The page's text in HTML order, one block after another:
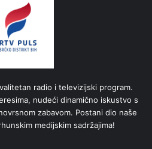
radio i televizijski program.
nudeći dinamično iskustvo s
zabavom. Postani dio naše
medijskim sadržajima!